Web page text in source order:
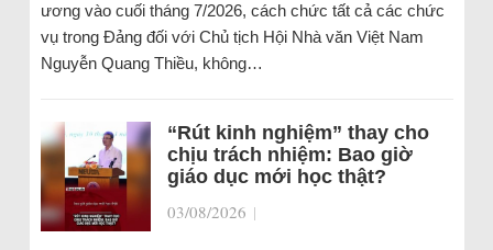
ương vào cuối tháng 7/2026, cách chức tất cả các chức
vụ trong Đảng đối với Chủ tịch Hội Nhà văn Việt Nam
Nguyễn Quang Thiều, không…
“Rút kinh nghiệm” thay cho
chịu trách nhiệm: Bao giờ
giáo dục mới học thật?
03/08/2026 |